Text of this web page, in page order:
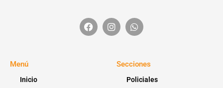
Menú
Inicio
Secciones
Policiales